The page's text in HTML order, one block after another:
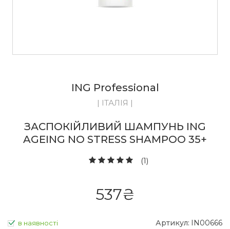
ING Professional
| ІТАЛІЯ |
ЗАСПОКІЙЛИВИЙ ШАМПУНЬ ING
AGEING NO STRESS SHAMPOO 35+
(1)
537₴
в наявності Артикул: IN00666